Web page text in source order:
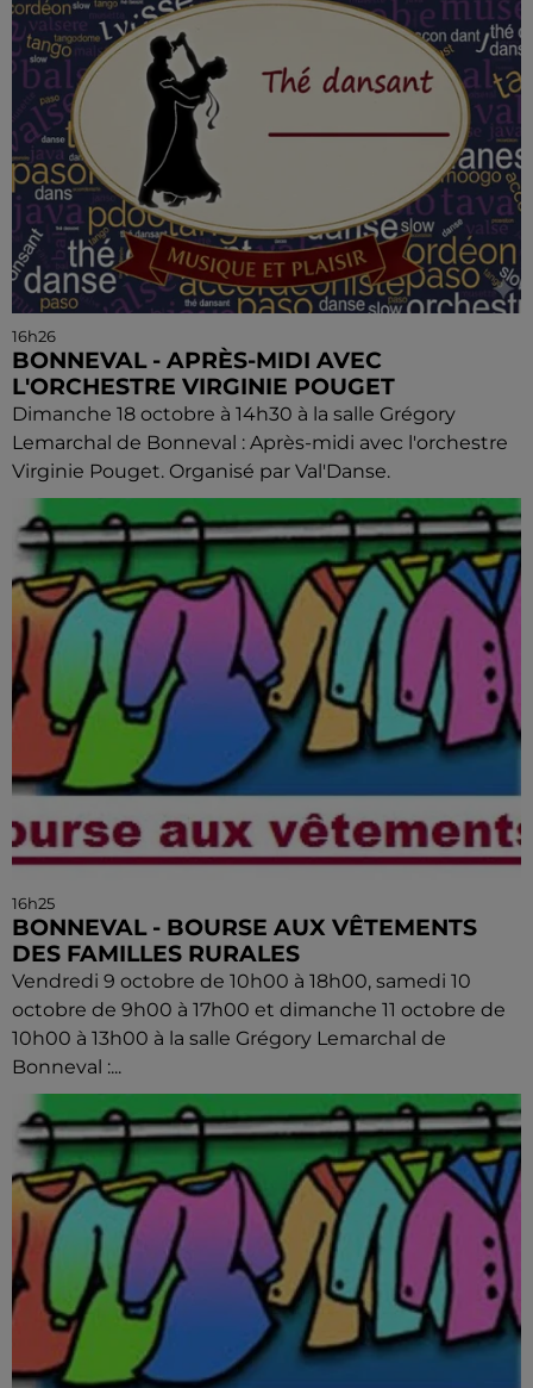
16h26
BONNEVAL - APRÈS-MIDI AVEC
L'ORCHESTRE VIRGINIE POUGET
Dimanche 18 octobre à 14h30 à la salle Grégory
Lemarchal de Bonneval : Après-midi avec l'orchestre
Virginie Pouget. Organisé par Val'Danse.
16h25
BONNEVAL - BOURSE AUX VÊTEMENTS
DES FAMILLES RURALES
Vendredi 9 octobre de 10h00 à 18h00, samedi 10
octobre de 9h00 à 17h00 et dimanche 11 octobre de
10h00 à 13h00 à la salle Grégory Lemarchal de
Bonneval :...